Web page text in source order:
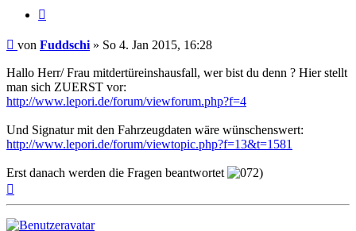
Beitrag
von Fuddschi » So 4. Jan 2015, 16:28
Hallo Herr/ Frau mitdertüreinshausfall, wer bist du denn ? Hier stellt
man sich ZUERST vor:
http://www.lepori.de/forum/viewforum.php?f=4
Und Signatur mit den Fahrzeugdaten wäre wünschenswert:
http://www.lepori.de/forum/viewtopic.php?f=13&t=1581
Erst danach werden die Fragen beantwortet